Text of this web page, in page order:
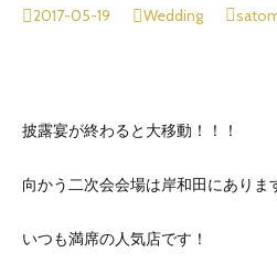
2017-05-19 Wedding
披露宴が終わると大移動！！！
向かう二次会会場は岸和田にあります
いつも満席の人気店です！